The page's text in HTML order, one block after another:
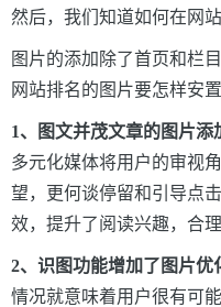
然后，我们知道如何在网
图片的添加除了首页和栏
网站排名的图片要怎样安置
1、图文并茂文章的图片添
多元化媒体将用户的审视
望，更何谈停留和引导点
效，提升了阅读兴趣，合
2、识图功能增加了图片优
情况就意味着用户很有可